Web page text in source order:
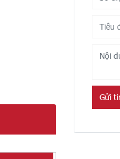
Gửi